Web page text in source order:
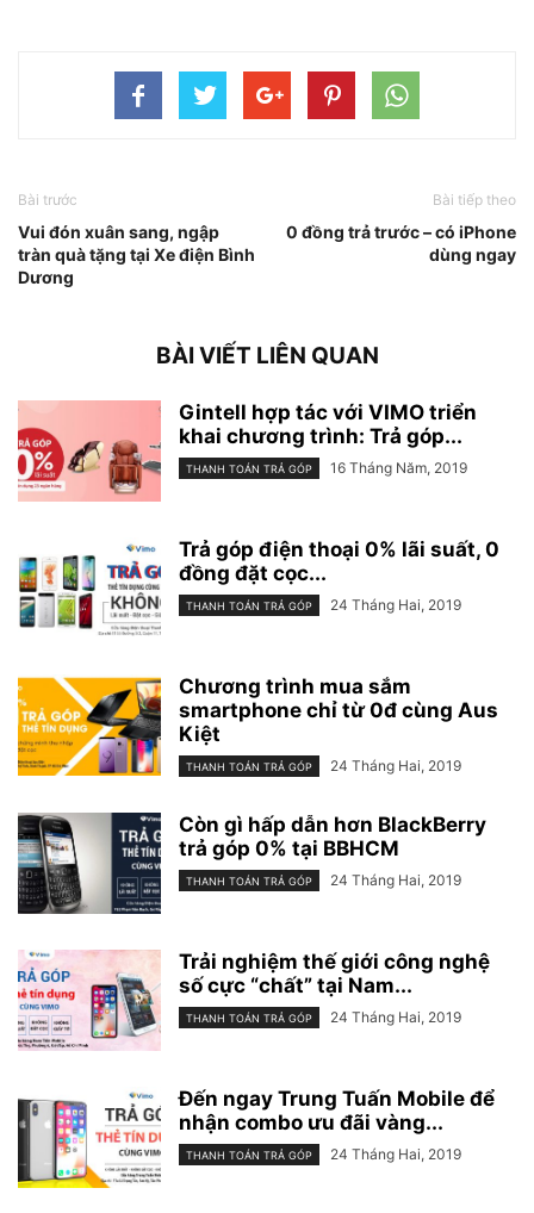
Bài trước
Vui đón xuân sang, ngập
tràn quà tặng tại Xe điện Bình
Dương
Bài tiếp theo
0 đồng trả trước – có iPhone
dùng ngay
BÀI VIẾT LIÊN QUAN
Gintell hợp tác với VIMO triển
khai chương trình: Trả góp...
THANH TOÁN TRẢ GÓP 16 Tháng Năm, 2019
Trả góp điện thoại 0% lãi suất, 0
đồng đặt cọc...
THANH TOÁN TRẢ GÓP 24 Tháng Hai, 2019
Chương trình mua sắm
smartphone chỉ từ 0đ cùng Aus
Kiệt
THANH TOÁN TRẢ GÓP 24 Tháng Hai, 2019
Còn gì hấp dẫn hơn BlackBerry
trả góp 0% tại BBHCM
THANH TOÁN TRẢ GÓP 24 Tháng Hai, 2019
Trải nghiệm thế giới công nghệ
số cực “chất” tại Nam...
THANH TOÁN TRẢ GÓP 24 Tháng Hai, 2019
Đến ngay Trung Tuấn Mobile để
nhận combo ưu đãi vàng...
THANH TOÁN TRẢ GÓP 24 Tháng Hai, 2019